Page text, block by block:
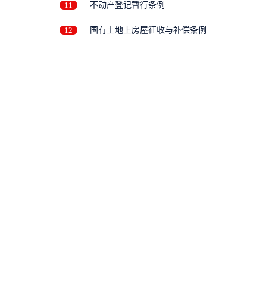
11 · 不动产登记暂行条例
12 · 国有土地上房屋征收与补偿条例